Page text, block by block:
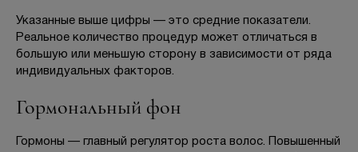
Указанные выше цифры — это средние показатели.
Реальное количество процедур может отличаться в
большую или меньшую сторону в зависимости от ряда
индивидуальных факторов.
Гормональный фон
Гормоны — главный регулятор роста волос. Повышенный